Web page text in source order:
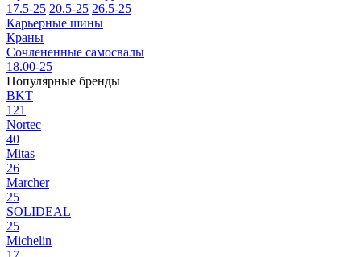
17.5-25 20.5-25 26.5-25
Карьерные шины
Краны
Сочлененные самосвалы
18.00-25
Популярные бренды
BKT
121
Nortec
40
Mitas
26
Marcher
25
SOLIDEAL
25
Michelin